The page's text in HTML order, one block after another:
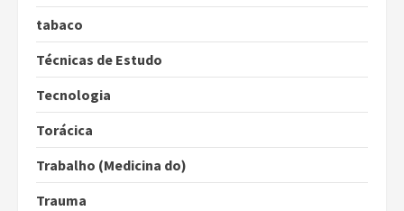
tabaco
Técnicas de Estudo
Tecnologia
Torácica
Trabalho (Medicina do)
Trauma